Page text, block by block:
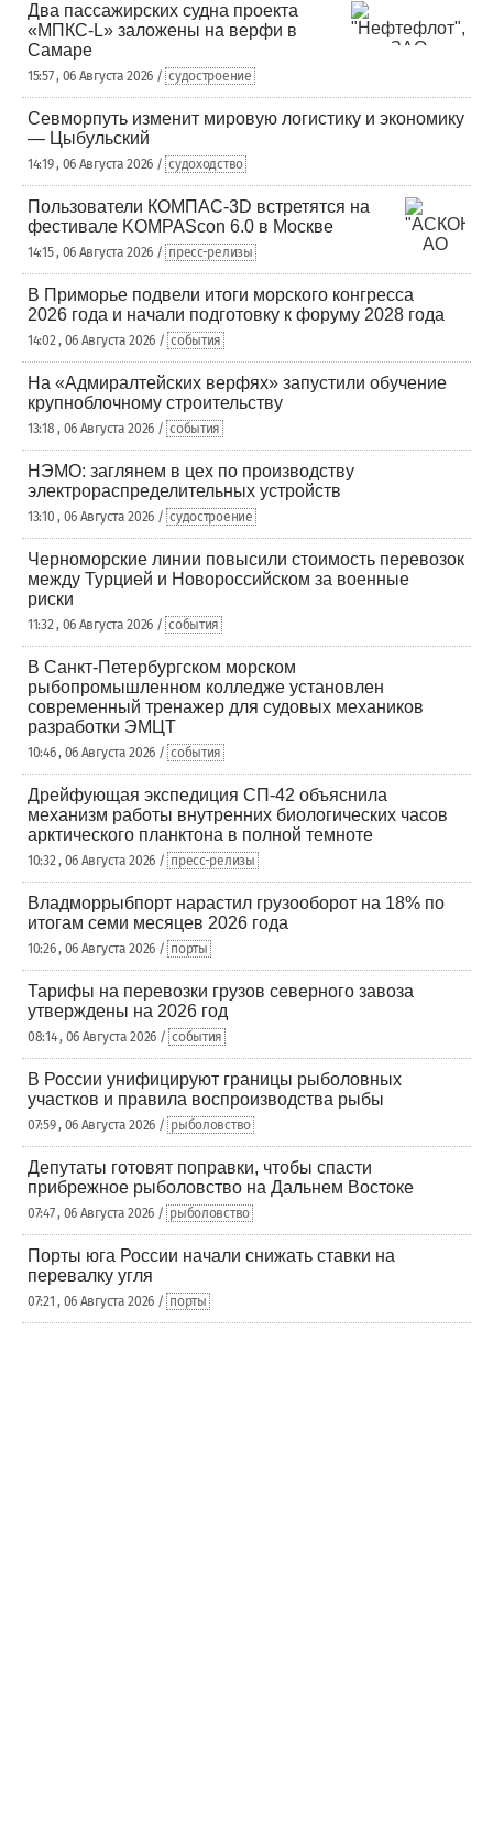
Два пассажирских судна проекта
«МПКС-L» заложены на верфи в
Самаре
15:57 , 06 Августа 2026 / судостроение
Севморпуть изменит мировую логистику и экономику
— Цыбульский
14:19 , 06 Августа 2026 / судоходство
Пользователи КОМПАС-3D встретятся на
фестивале KOMPAScon 6.0 в Москве
14:15 , 06 Августа 2026 / пресс-релизы
В Приморье подвели итоги морского конгресса
2026 года и начали подготовку к форуму 2028 года
14:02 , 06 Августа 2026 / события
На «Адмиралтейских верфях» запустили обучение
крупноблочному строительству
13:18 , 06 Августа 2026 / события
НЭМО: заглянем в цех по производству
электрораспределительных устройств
13:10 , 06 Августа 2026 / судостроение
Черноморские линии повысили стоимость перевозок
между Турцией и Новороссийском за военные
риски
11:32 , 06 Августа 2026 / события
В Санкт-Петербургском морском
рыбопромышленном колледже установлен
современный тренажер для судовых механиков
разработки ЭМЦТ
10:46 , 06 Августа 2026 / события
Дрейфующая экспедиция СП-42 объяснила
механизм работы внутренних биологических часов
арктического планктона в полной темноте
10:32 , 06 Августа 2026 / пресс-релизы
Владморрыбпорт нарастил грузооборот на 18% по
итогам семи месяцев 2026 года
10:26 , 06 Августа 2026 / порты
Тарифы на перевозки грузов северного завоза
утверждены на 2026 год
08:14 , 06 Августа 2026 / события
В России унифицируют границы рыболовных
участков и правила воспроизводства рыбы
07:59 , 06 Августа 2026 / рыболовство
Депутаты готовят поправки, чтобы спасти
прибрежное рыболовство на Дальнем Востоке
07:47 , 06 Августа 2026 / рыболовство
Порты юга России начали снижать ставки на
перевалку угля
07:21 , 06 Августа 2026 / порты